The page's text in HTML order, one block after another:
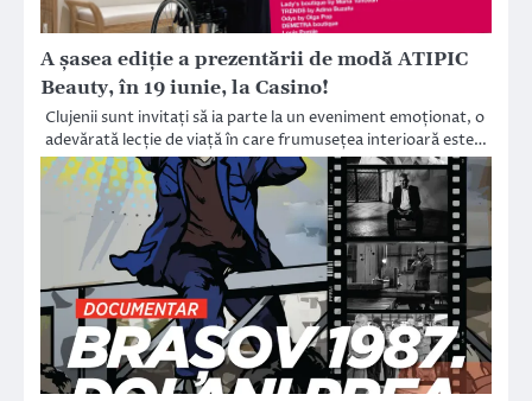
A şasea ediţie a prezentării de modă ATIPIC
Beauty, în 19 iunie, la Casino!
Clujenii sunt invitați să ia parte la un eveniment emoționat, o
adevărată lecție de viață în care frumusețea interioară este…